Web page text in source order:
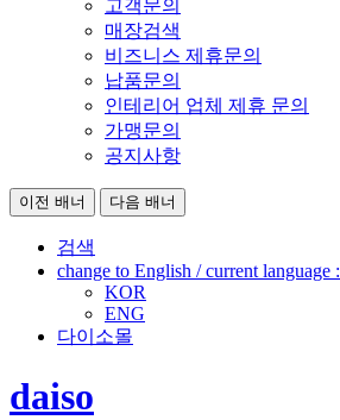
고객문의
매장검색
비즈니스 제휴문의
납품문의
인테리어 업체 제휴 문의
가맹문의
공지사항
이전 배너 다음 배너
검색
change to English / current language :
KOR
ENG
다이소몰
daiso